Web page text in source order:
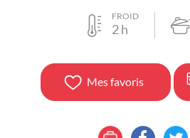
FROID
2h
Mes favoris